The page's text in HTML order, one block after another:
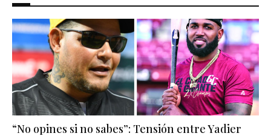
“No opines si no sabes”: Tensión entre Yadier